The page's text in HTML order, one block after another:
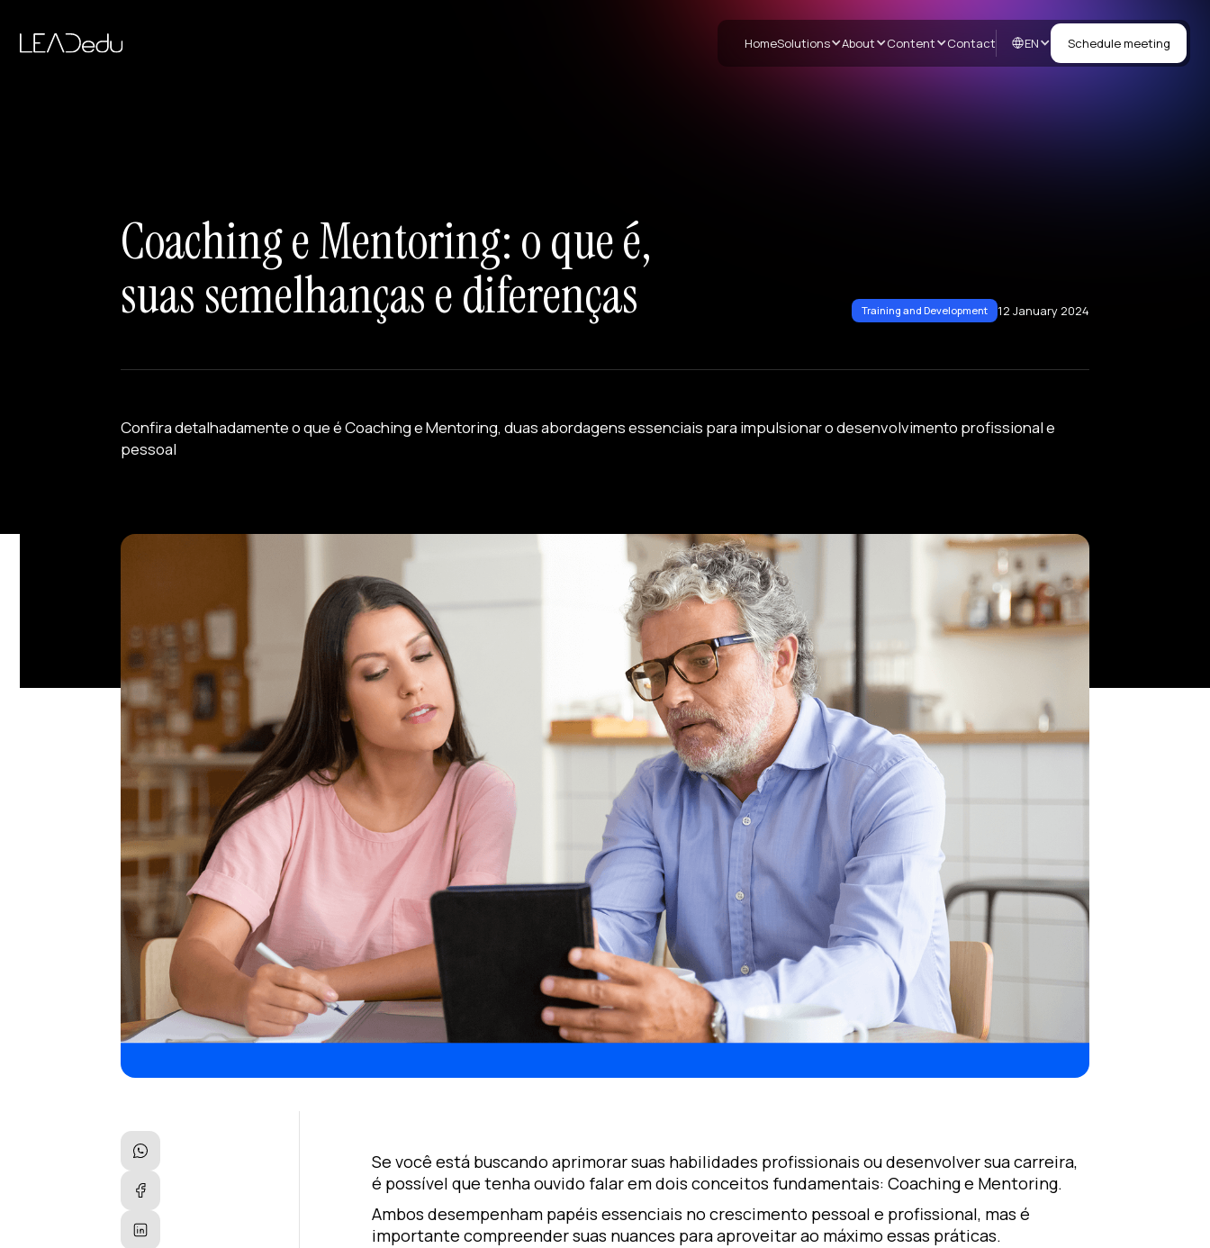
HomeSolutions About Content Contact EN Schedule meeting
Coaching e Mentoring: o que é,
suas semelhanças e diferenças
Training and Development 12 January 2024
Confira detalhadamente o que é Coaching e Mentoring, duas abordagens essenciais para impulsionar o desenvolvimento profissional e
pessoal
Se você está buscando aprimorar suas habilidades profissionais ou desenvolver sua carreira,
é possível que tenha ouvido falar em dois conceitos fundamentais: Coaching e Mentoring.
Ambos desempenham papéis essenciais no crescimento pessoal e profissional, mas é
importante compreender suas nuances para aproveitar ao máximo essas práticas.